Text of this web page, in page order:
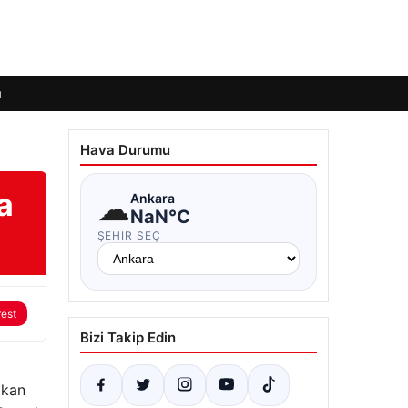
Hava Durumu
☁Ankara
NaN°C
ŞEHIR SEÇ
Bizi Takip Edin